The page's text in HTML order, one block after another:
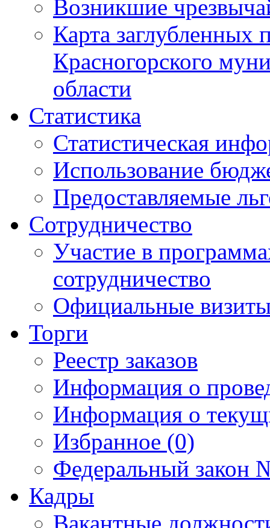
Возникшие
Карта
Красногорского
области
Статистика
Статистическая
Использование
Предоставляемые
Сотрудничество
Участие в
сотрудничество
Официальные
Торги
Реестр заказов
Информация о
Информация о
Избранное (0)
Федеральный закон
Кадры
Вакантные